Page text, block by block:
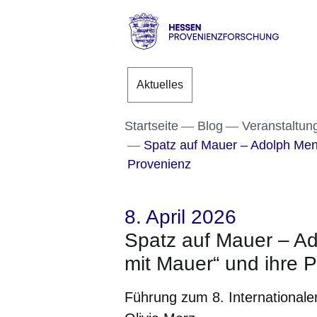
Direkt zum Kopf der
Direkt zum Inhalt
Direkt zum Fuß der
Provenienzforschung
Aktuelles
Startseite Blog
Spatz auf Mauer – Adolph
Provenienz
8. April 2026
Spatz auf Mauer –
mit Mauer“ und ihre
Führung zum 8.